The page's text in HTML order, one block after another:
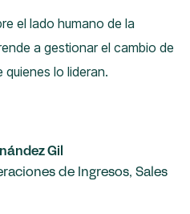
Gil
de Ingresos, Sales
el lado humano de la
a gestionar el cambio de
lo lideran.